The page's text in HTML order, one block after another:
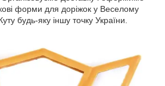
форми для доріжок у Веселому
будь-яку іншу точку України.